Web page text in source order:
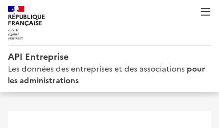
RÉPUBLIQUE
FRANÇAISE
API Entreprise
Les données des entreprises et des associations pour
les administrations